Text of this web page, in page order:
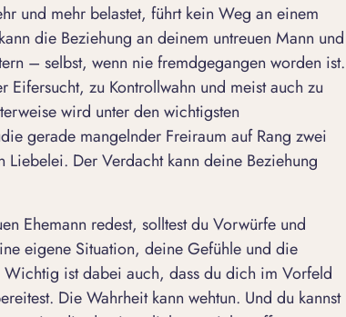
und mehr belastet, führt kein Weg an einem
die Beziehung an deinem untreuen Mann und
– selbst, wenn niefremdgegangen worden ist.
Eifersucht, zu Kontrollwahn und meist auch zu
wird unter den wichtigsten
gerade mangelnder Freiraum auf Rang zwei
Der Verdacht kann deine Beziehung
Ehemann redest, solltest du Vorwürfe und
eigene Situation, deine Gefühle und die
ist dabei auch, dass du dich im Vorfeld
Die Wahrheit kann wehtun. Und du kannst